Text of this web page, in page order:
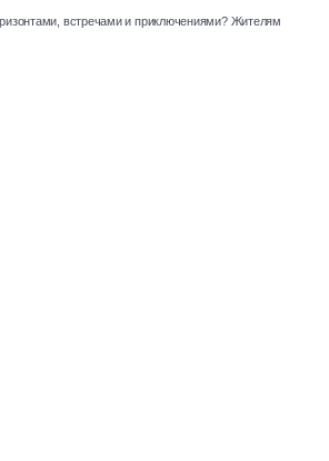
встречами и приключениями? Жителям